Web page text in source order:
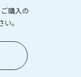
購入の
。